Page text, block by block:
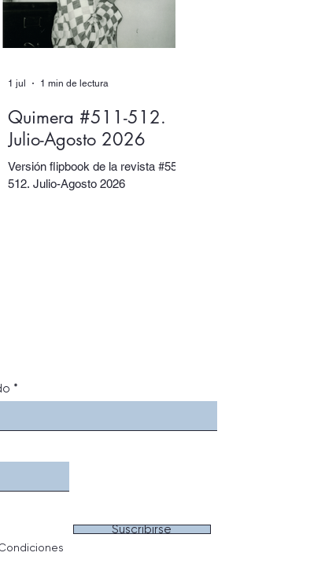
Quimera #511-512.
Julio-Agosto 2026
Versión flipbook de la revista #5511-
512. Julio-Agosto 2026
1 jul 1 min de lectura
Suscribirse